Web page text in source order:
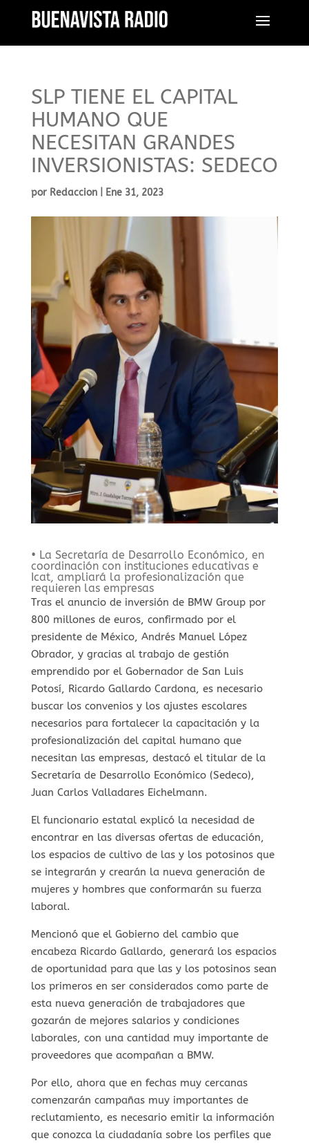
SLP TIENE EL CAPITAL
HUMANO QUE
NECESITAN GRANDES
INVERSIONISTAS: SEDECO
por Redaccion| Ene 31, 2023
• La Secretaría de Desarrollo Económico, en
coordinación con instituciones educativas e
Icat, ampliará la profesionalización que
requieren las empresas
Tras el anuncio de inversión de BMW Group por
800 millones de euros, confirmado por el
presidente de México, Andrés Manuel López
Obrador, y gracias al trabajo de gestión
emprendido por el Gobernador de San Luis
Potosí, Ricardo Gallardo Cardona, es necesario
buscar los convenios y los ajustes escolares
necesarios para fortalecer la capacitación y la
profesionalización del capital humano que
necesitan las empresas, destacó el titular de la
Secretaría de Desarrollo Económico (Sedeco),
Juan Carlos Valladares Eichelmann.
El funcionario estatal explicó la necesidad de
encontrar en las diversas ofertas de educación,
los espacios de cultivo de las y los potosinos que
se integrarán y crearán la nueva generación de
mujeres y hombres que conformarán su fuerza
laboral.
Mencionó que el Gobierno del cambio que
encabeza Ricardo Gallardo, generará los espacios
de oportunidad para que las y los potosinos sean
los primeros en ser considerados como parte de
esta nueva generación de trabajadores que
gozarán de mejores salarios y condiciones
laborales, con una cantidad muy importante de
proveedores que acompañan a BMW.
Por ello, ahora que en fechas muy cercanas
comenzarán campañas muy importantes de
reclutamiento, es necesario emitir la información
que conozca la ciudadanía sobre los perfiles que